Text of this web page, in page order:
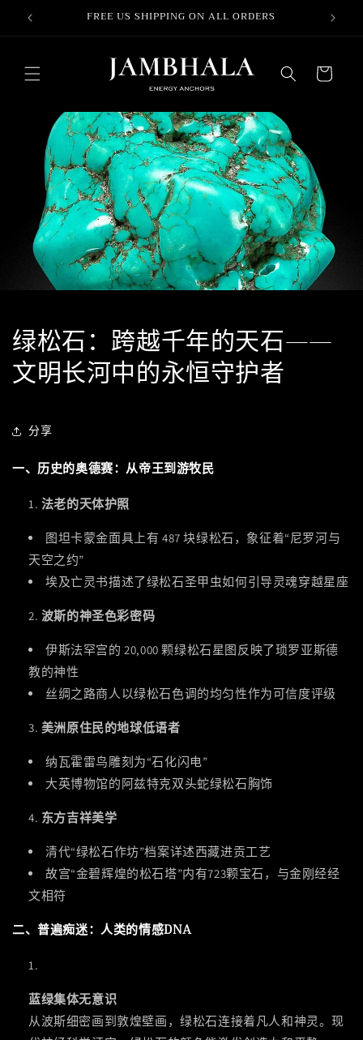
跳到内
容
FREE US SHIPPING ON ALL ORDERS
物
绿松石：跨越千年的天石——
文明长河中的永恒守护者
分享
一、历史的奥德赛：从帝王到游牧民
法老的天体护照
图坦卡蒙金面具上有 487 块绿松石，象征着“尼罗河与
天空之约”
埃及亡灵书描述了绿松石圣甲虫如何引导灵魂穿越星座
波斯的神圣色彩密码
伊斯法罕宫的 20,000 颗绿松石星图反映了琐罗亚斯德
教的神性
丝绸之路商人以绿松石色调的均匀性作为可信度评级
美洲原住民的地球低语者
纳瓦霍雷鸟雕刻为“石化闪电”
大英博物馆的阿兹特克双头蛇绿松石胸饰
东方吉祥美学
清代“绿松石作坊”档案详述西藏进贡工艺
故宫“金碧辉煌的松石塔”内有723颗宝石，与金刚经经
文相符
二、普遍痴迷：人类的情感DNA
蓝绿集体无意识
从波斯细密画到敦煌壁画，绿松石连接着凡人和神灵。现